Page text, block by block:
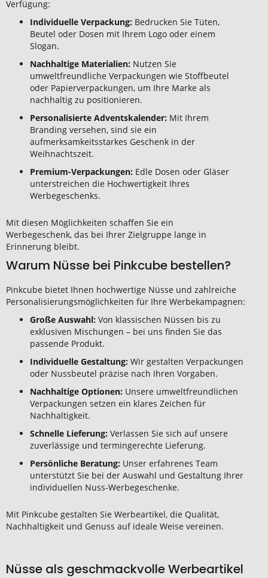
Verfügung:
Individuelle Verpackung: Bedrucken Sie Tüten,
Beutel oder Dosen mit Ihrem Logo oder einem
Slogan.
Nachhaltige Materialien: Nutzen Sie
umweltfreundliche Verpackungen wie Stoffbeutel
oder Papierverpackungen, um Ihre Marke als
nachhaltig zu positionieren.
Personalisierte Adventskalender: Mit Ihrem
Branding versehen, sind sie ein
aufmerksamkeitsstarkes Geschenk in der
Weihnachtszeit.
Premium-Verpackungen: Edle Dosen oder Gläser
unterstreichen die Hochwertigkeit Ihres
Werbegeschenks.
Mit diesen Möglichkeiten schaffen Sie ein
Werbegeschenk, das bei Ihrer Zielgruppe lange in
Erinnerung bleibt.
Warum Nüsse bei Pinkcube bestellen?
Pinkcube bietet Ihnen hochwertige Nüsse und zahlreiche
Personalisierungsmöglichkeiten für Ihre Werbekampagnen:
Große Auswahl: Von klassischen Nüssen bis zu
exklusiven Mischungen – bei uns finden Sie das
passende Produkt.
Individuelle Gestaltung: Wir gestalten Verpackungen
oder Nussbeutel präzise nach Ihren Vorgaben.
Nachhaltige Optionen: Unsere umweltfreundlichen
Verpackungen setzen ein klares Zeichen für
Nachhaltigkeit.
Schnelle Lieferung: Verlassen Sie sich auf unsere
zuverlässige und termingerechte Lieferung.
Persönliche Beratung: Unser erfahrenes Team
unterstützt Sie bei der Auswahl und Gestaltung Ihrer
individuellen Nuss-Werbegeschenke.
Mit Pinkcube gestalten Sie Werbeartikel, die Qualität,
Nachhaltigkeit und Genuss auf ideale Weise vereinen.
Nüsse als geschmackvolle Werbeartikel